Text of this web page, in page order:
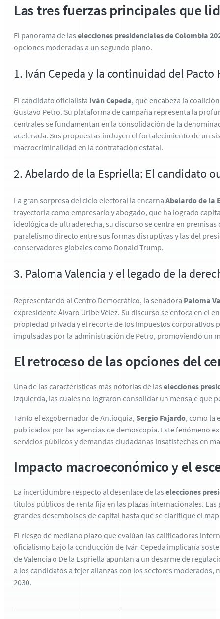
Las tres fuerzas principales que
El panorama de las elecciones presidenciales de Colombia
opciones moderadas a un segundo plano.
1. Iván Cepeda y la continuidad del Pacto
El candidato oficialista Iván Cepeda, que encabeza la
Gustavo Petro. Su plataforma de campaña representa la
centrales se fundamentan en la consolidación de la
acelerada. Sus propuestas incluyen el fortalecimiento de un
macrocriminalidad en la contratación estatal.
2. Abelardo de la Espriella: El candidato
La gran sorpresa del ciclo electoral la encarna Abelardo de la
trayectoria como empresario y abogado, que ha logrado
ideológica de ultraderecha, su discurso se centra en premisas
paralelismo directo entre sus formas disruptivas y las del
conservadores globales como Donald Trump.
3. Paloma Valencia y el legado de la
Representando al Centro Democrático, la senadora Paloma
expresidente Álvaro Uribe Vélez. Su discurso se enfoca en el
propiedad privada y el recorte de los impuestos
impulsadas por la administración de Petro, promoviendo un
El retroceso de las opciones del
Una de las características más notorias de las elecciones
izquierda, las cuales no lograron consolidar un mensaje que
Tanto el exgobernador de Antioquia, Sergio Fajardo, como la
publicados por las agencias de demoscopia. Este fenómeno
servicios públicos y demandas ciudadanas insatisfechas en
Impacto macroeconómico y el
La incertidumbre respecto al desenlace de las elecciones
títulos públicos de renta fija en las plazas internacionales. Las
grandes desembolsos de capital hasta que se clarifique el
El riesgo de mediano plazo que evalúan las calificadoras
oficialismo bajo la conducción de Iván Cepeda implicaría
de Valencia o De la Espriella apuntan a un desarme de
a los candidatos a tejer alianzas con los sectores moderados,
2030.